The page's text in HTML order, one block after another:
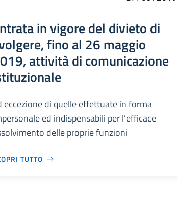
in vigore del divieto di
fino al 26 maggio
attività di comunicazione
eccezione di quelle effettuate in forma
ed indispensabili per l’efficace
delle proprie funzioni
TUTTO